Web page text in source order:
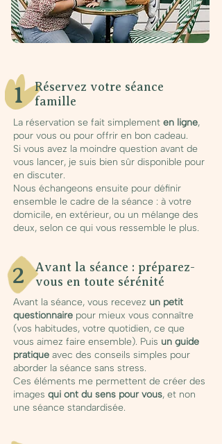
Réservez votre séance
famille
1
La réservation se fait simplement en ligne,
pour vous ou pour offrir en bon cadeau.
Si vous avez la moindre question avant de
vous lancer, je suis bien sûr disponible pour
en discuter.
Nous échangeons ensuite pour définir
ensemble le cadre de la séance : à votre
domicile, en extérieur, ou un mélange des
deux, selon ce qui vous ressemble le plus.
2
Avant la séance : préparez-
vous en toute sérénité
Avant la séance, vous recevez un petit
questionnaire pour mieux vous connaître
(vos habitudes, votre quotidien, ce que
vous aimez faire ensemble). Puis un guide
pratique avec des conseils simples pour
aborder la séance sans stress.
Ces éléments me permettent de créer des
images qui ont du sens pour vous, et non
une séance standardisée.